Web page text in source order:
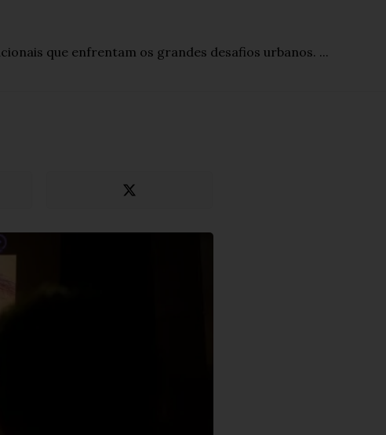
que enfrentam os grandes desafios urbanos. ...